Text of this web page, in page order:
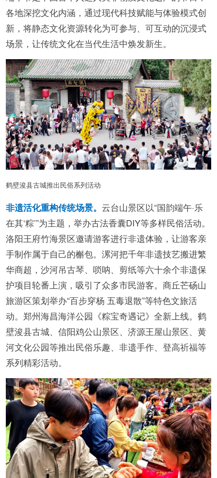
各地深挖文化内涵，通过现代科技赋能与体验模式创
新，将静态文化资源转化为可参与、可互动的沉浸式
场景，让传统文化在当代生活中焕发新生。
鹤壁浚县古城推出民俗系列活动
非遗活化重构传统场景。 云台山景区以“国韵端午·乐
在其‘粽’”为主题，举办古法香囊DIY等多样民俗活动。
洛阳王府竹海景区邀请游客进行非遗体验，让游客亲
手制作属于自己的槲包。漯河把千年非遗技艺搬进繁
华商超，沙河吊古琴、唢呐、剪纸等六十余个非遗保
护项目轮番上演，吸引了众多市民游客。商丘芒砀山
旅游区策划举办“百步穿杨 五毒退散”等特色文旅活
动。郑州海昌海洋公园《粽宝奇遇记》全新上线。鹤
壁浚县古城、信阳鸡公山景区、济源王屋山景区、黄
河文化公园等推出民俗乐趣、非遗手作、登高祈福等
系列精彩活动。